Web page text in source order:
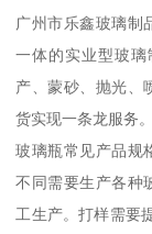
广州市乐鑫玻璃制
一体的实业型玻
产、蒙砂、抛光、
货实现一条龙服务。
玻璃瓶常见产品规
不同需要生产各种
工生产。打样需要